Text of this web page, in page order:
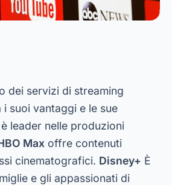
dei servizi di streaming
i suoi vantaggi e le sue
è leader nelle produzioni
Max offre contenuti
cinematografici. Disney+ È
e gli appassionati di